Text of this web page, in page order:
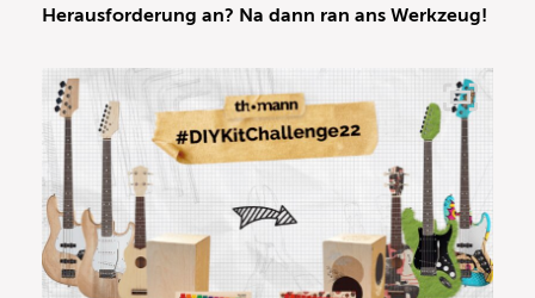
Herausforderung an? Na dann ran ans Werkzeug!